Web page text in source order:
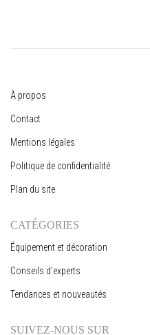
À propos
Contact
Mentions légales
Politique de confidentialité
Plan du site
CATÉGORIES
Équipement et décoration
Conseils d’experts
Tendances et nouveautés
SUIVEZ-NOUS SUR